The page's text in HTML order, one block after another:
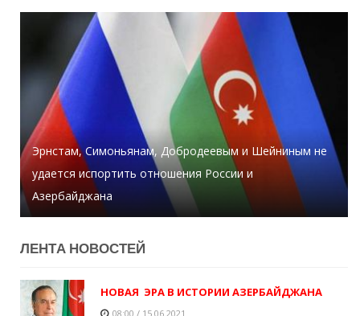
Эрнстам, Симоньянам, Добродеевым и Шейниным не
удается испортить отношения России и
Азербайджана
За сегодняшний день в Тертере упало свыше 2 тыс.
снарядов - Хикмет Гаджиев
Директор больницы умер от коронавируса
ЛЕНТA НОВОСТЕЙ
НОВАЯ ЭРА В ИСТОРИИ АЗЕРБАЙДЖАНА
08:00 / 15.06.2021